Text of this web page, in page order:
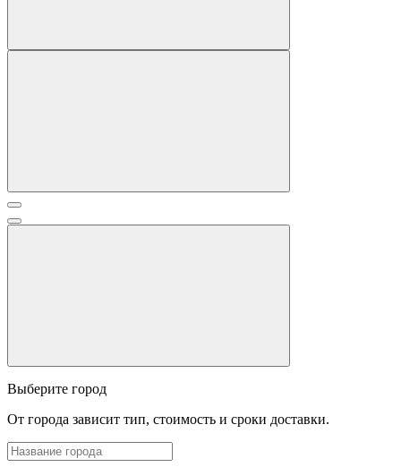
Выберите город
От города зависит тип, стоимость и сроки доставки.